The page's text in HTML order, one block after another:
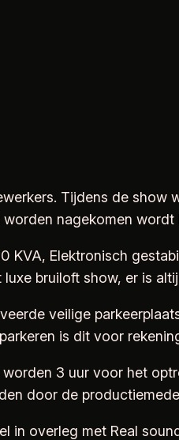
Tijdens de
nagekomen
KVA, Elektronisch
bruiloft show, er is
veilige
is dit voor
3 uur voor het
door de
in overleg met Real